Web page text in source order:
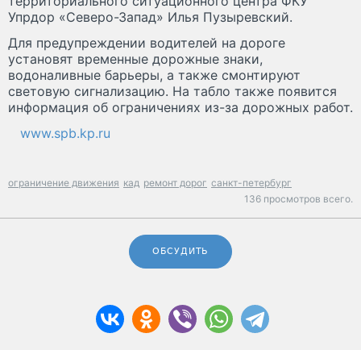
Упрдор «Северо-Запад» Илья Пузыревский.
Для предупреждении водителей на дороге
установят временные дорожные знаки,
водоналивные барьеры, а также смонтируют
световую сигнализацию. На табло также появится
информация об ограничениях из-за дорожных работ.
www.spb.kp.ru
ограничение движения кад ремонт дорог санкт-петербург
136 просмотров всего.
ОБСУДИТЬ